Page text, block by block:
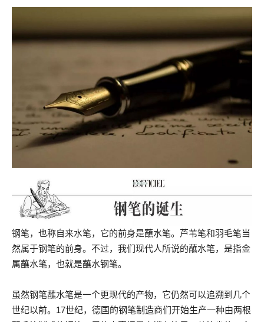
钢笔，也称自来水笔，它的前身是蘸水笔。芦苇笔和羽毛笔当
然属于钢笔的前身。不过，我们现代人所说的蘸水笔，是指金
属蘸水笔，也就是蘸水钢笔。
虽然钢笔蘸水笔是一个更现代的产物，它仍然可以追溯到几个
世纪以前。17世纪，德国的钢笔制造商们开始生产一种由两根